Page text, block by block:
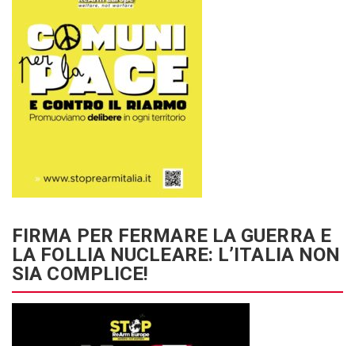
FIRMA PER FERMARE LA GUERRA E
LA FOLLIA NUCLEARE: L’ITALIA NON
SIA COMPLICE!